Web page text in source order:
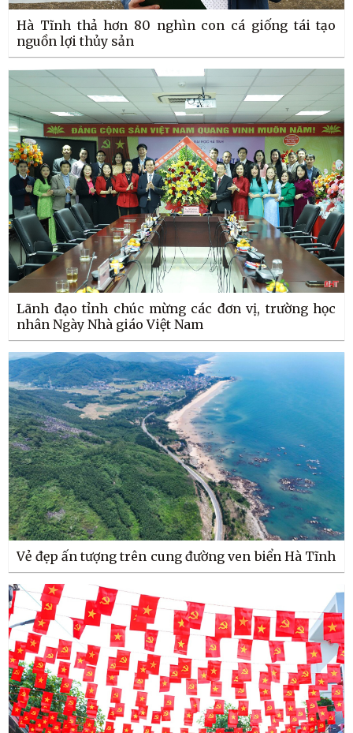
Hà Tĩnh thả hơn 80 nghìn con cá giống tái tạo
nguồn lợi thủy sản
Lãnh đạo tỉnh chúc mừng các đơn vị, trường học
nhân Ngày Nhà giáo Việt Nam
Vẻ đẹp ấn tượng trên cung đường ven biển Hà Tĩnh